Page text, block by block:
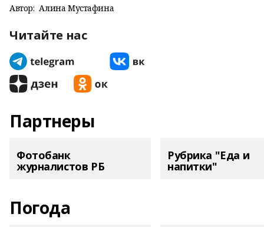
Автор: Алина Мустафина
Читайте нас
Партнеры
Фотобанк
журналистов РБ
Рубрика "Еда и
напитки"
Погода